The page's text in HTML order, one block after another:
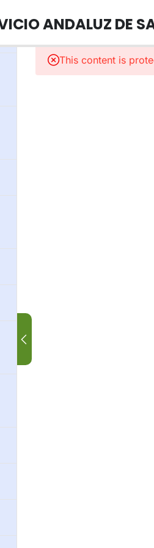
ANDALUZ DE
This content is